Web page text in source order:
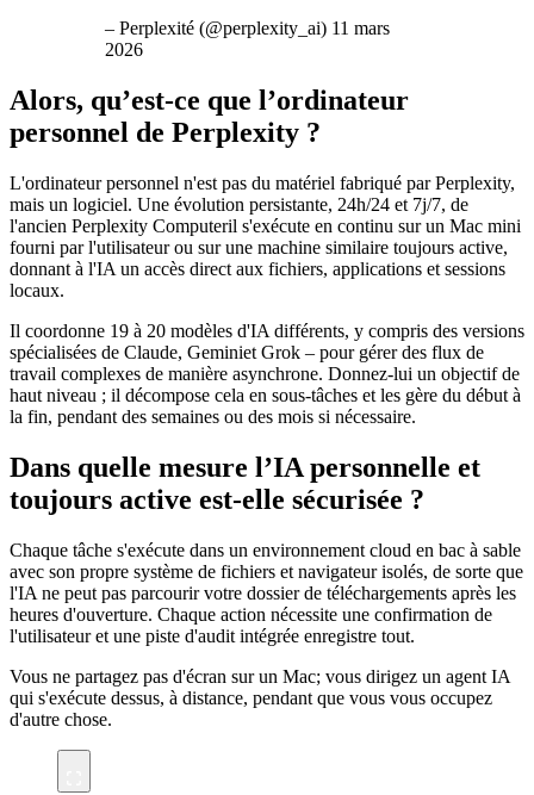
– Perplexité (@perplexity_ai) 11 mars
2026
Alors, qu’est-ce que l’ordinateur
personnel de Perplexity ?
L'ordinateur personnel n'est pas du matériel fabriqué par Perplexity,
mais un logiciel. Une évolution persistante, 24h/24 et 7j/7, de
l'ancien Perplexity Computeril s'exécute en continu sur un Mac mini
fourni par l'utilisateur ou sur une machine similaire toujours active,
donnant à l'IA un accès direct aux fichiers, applications et sessions
locaux.
Il coordonne 19 à 20 modèles d'IA différents, y compris des versions
spécialisées de Claude, Geminiet Grok – pour gérer des flux de
travail complexes de manière asynchrone. Donnez-lui un objectif de
haut niveau ; il décompose cela en sous-tâches et les gère du début à
la fin, pendant des semaines ou des mois si nécessaire.
Dans quelle mesure l’IA personnelle et
toujours active est-elle sécurisée ?
Chaque tâche s'exécute dans un environnement cloud en bac à sable
avec son propre système de fichiers et navigateur isolés, de sorte que
l'IA ne peut pas parcourir votre dossier de téléchargements après les
heures d'ouverture. Chaque action nécessite une confirmation de
l'utilisateur et une piste d'audit intégrée enregistre tout.
Vous ne partagez pas d'écran sur un Mac; vous dirigez un agent IA
qui s'exécute dessus, à distance, pendant que vous vous occupez
d'autre chose.